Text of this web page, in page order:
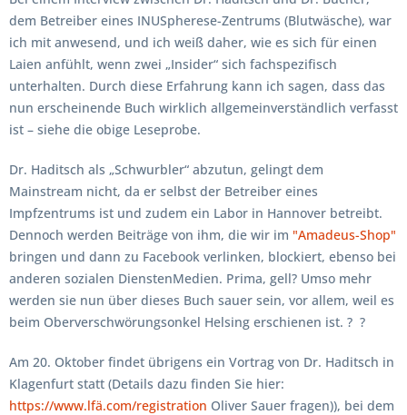
dem Betreiber eines INUSpherese-Zentrums (Blutwäsche), war
ich mit anwesend, und ich weiß daher, wie es sich für einen
Laien anfühlt, wenn zwei „Insider“ sich fachspezifisch
unterhalten. Durch diese Erfahrung kann ich sagen, dass das
nun erscheinende Buch wirklich allgemeinverständlich verfasst
ist – siehe die obige Leseprobe.
Dr. Haditsch als „Schwurbler“ abzutun, gelingt dem
Mainstream nicht, da er selbst der Betreiber eines
Impfzentrums ist und zudem ein Labor in Hannover betreibt.
Dennoch werden Beiträge von ihm, die wir im "Amadeus-Shop"
bringen und dann zu Facebook verlinken, blockiert, ebenso bei
anderen sozialen DienstenMedien. Prima, gell? Umso mehr
werden sie nun über dieses Buch sauer sein, vor allem, weil es
beim Oberverschwörungsonkel Helsing erschienen ist. ? ?
Am 20. Oktober findet übrigens ein Vortrag von Dr. Haditsch in
Klagenfurt statt (Details dazu finden Sie hier:
https://www.lfä.com/registration Oliver Sauer fragen)), bei dem